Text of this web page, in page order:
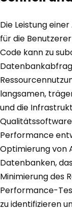
Die Leistung
für die
Code kann zu
langsamen,
und die
Performance
Optimierung von
Datenbanken,
Minimierung des
Performance-
zu identifizieren